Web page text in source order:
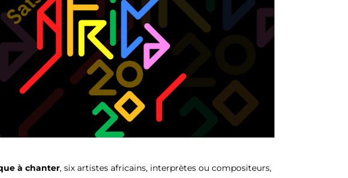
à chanter, six artistes africains, interprètes ou compositeurs,